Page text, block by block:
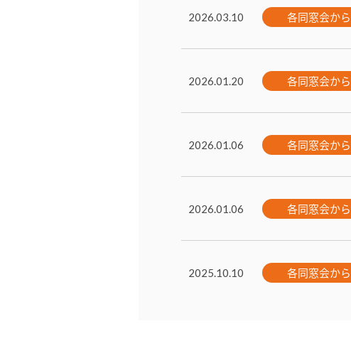
2026.03.10 各同窓会から
2026.01.20 各同窓会から
2026.01.06 各同窓会から
2026.01.06 各同窓会から
2025.10.10 各同窓会から